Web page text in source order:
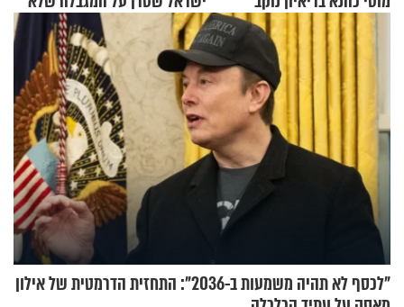
עוצרת אותו
"לכסף לא תהיה משמעות ב-2036": התחזית הדרמטית של אילון